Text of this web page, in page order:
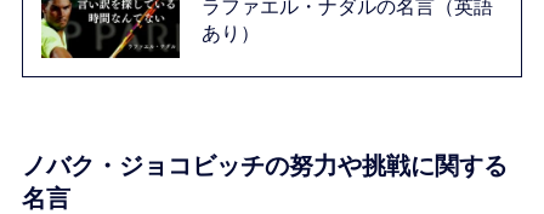
ラファエル・ナダルの名言（英語
あり）
ノバク・ジョコビッチの努力や挑戦に関する
名言